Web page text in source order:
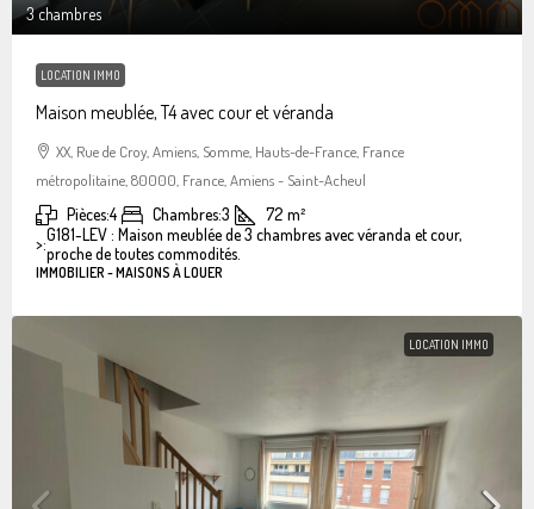
3 chambres
LOCATION IMMO
Maison meublée, T4 avec cour et véranda
XX, Rue de Croy, Amiens, Somme, Hauts-de-France, France
métropolitaine, 80000, France, Amiens - Saint-Acheul
Pièces:4 Chambres:3 72 m²
>:G181-LEV : Maison meublée de 3 chambres avec véranda et cour,
proche de toutes commodités.
IMMOBILIER - MAISONS À LOUER
LOCATION IMMO